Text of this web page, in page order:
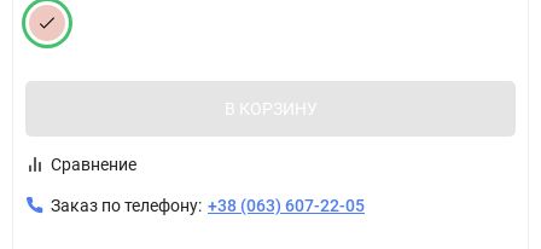
В КОРЗИНУ
Сравнение
Заказ по телефону: +38 (063) 607-22-05